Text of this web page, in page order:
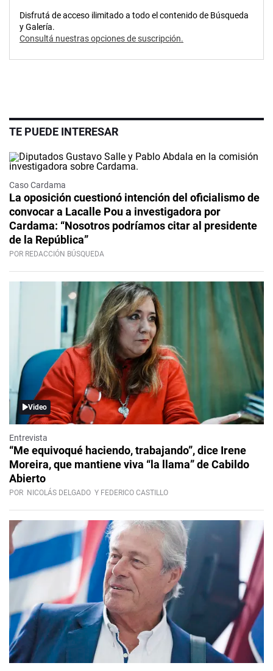
Disfrutá de acceso ilimitado a todo el contenido de Búsqueda
y Galería.
Consultá nuestras opciones de suscripción.
TE PUEDE INTERESAR
Caso Cardama
La oposición cuestionó intención del oficialismo de
convocar a Lacalle Pou a investigadora por
Cardama: “Nosotros podríamos citar al presidente
de la República”
POR REDACCIÓN BÚSQUEDA
Video
Entrevista
“Me equivoqué haciendo, trabajando”, dice Irene
Moreira, que mantiene viva “la llama” de Cabildo
Abierto
POR NICOLÁS DELGADO Y FEDERICO CASTILLO